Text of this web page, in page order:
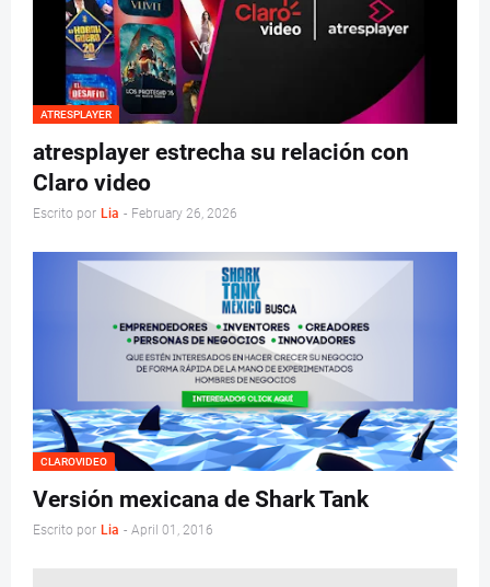
ATRESPLAYER
atresplayer estrecha su relación con
Claro video
Escrito por Lia - February 26, 2026
CLAROVIDEO
Versión mexicana de Shark Tank
Escrito por Lia - April 01, 2016